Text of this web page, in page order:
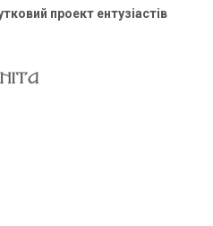
проект ентузіастів